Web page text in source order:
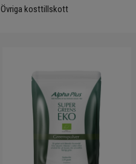
Övriga kosttillskott